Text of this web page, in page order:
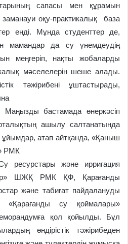
сапасы мен құрамын
оқу-практикалық база
енді. Мұнда студенттер де,
мамандар да су үнемдеудің
меңгеріп, нақты жобаларды
мәселелерін шеше алады.
тәжірибені ұштастырады,
бастамада өнеркәсіп
ашылу салтанатында
ұйымдар, атап айтқанда, «Қаныш
РМК
ресурстары және ирригация
ШЖҚ РМК ҚФ, Қарағанды
және табиғат пайдалануды
«Қарағанды су қоймалары»
қол қойылды. Бұл
өндірістік тәжірибеден